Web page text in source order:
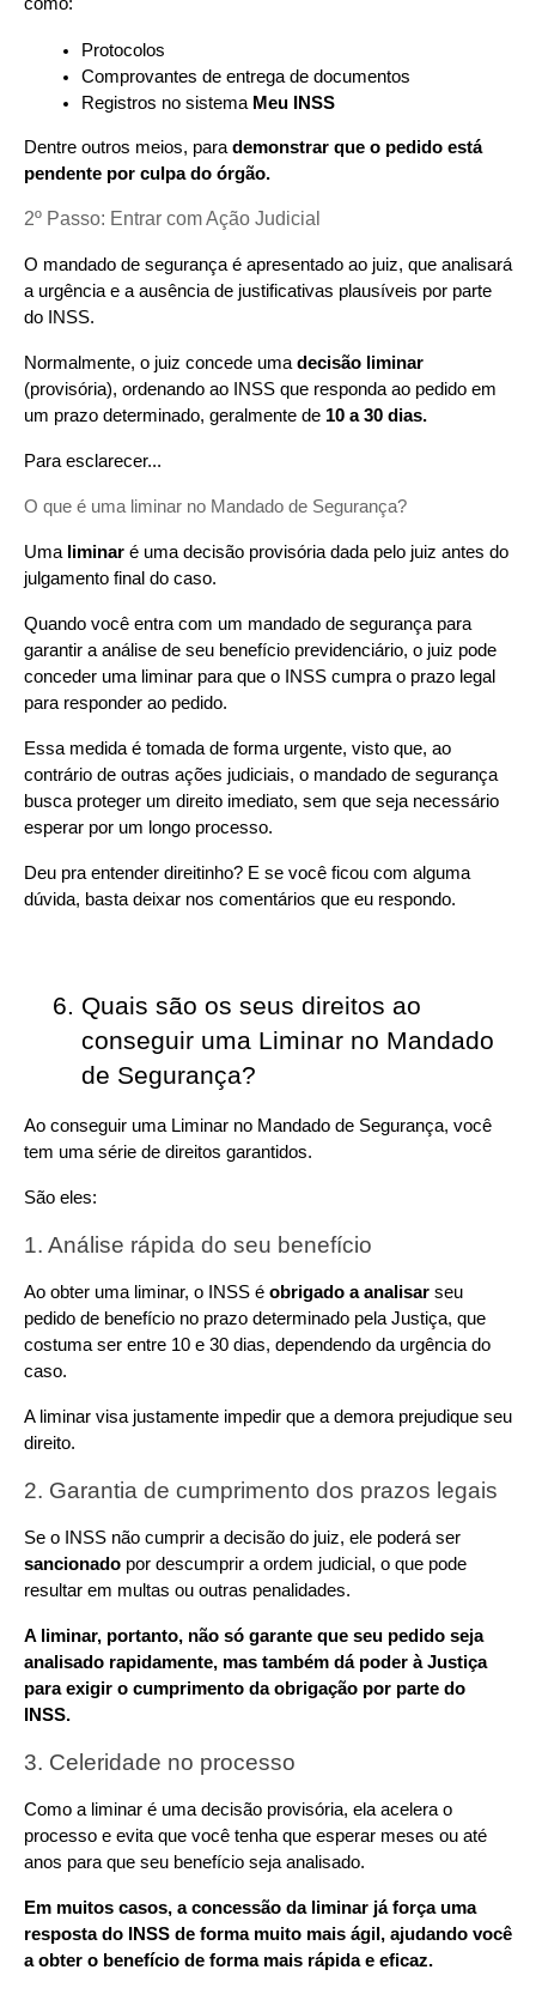
Protocolos
Comprovantes de entrega de documentos
Registros no sistema Meu INSS
Dentre outros meios, para demonstrar que o pedido está
pendente por culpa do órgão.
2º Passo: Entrar com Ação Judicial
O mandado de segurança é apresentado ao juiz, que analisará
a urgência e a ausência de justificativas plausíveis por parte
do INSS.
Normalmente, o juiz concede uma decisão liminar
(provisória), ordenando ao INSS que responda ao pedido em
um prazo determinado, geralmente de 10 a 30 dias.
Para esclarecer...
O que é uma liminar no Mandado de Segurança?
Uma liminar é uma decisão provisória dada pelo juiz antes do
julgamento final do caso.
Quando você entra com um mandado de segurança para
garantir a análise de seu benefício previdenciário, o juiz pode
conceder uma liminar para que o INSS cumpra o prazo legal
para responder ao pedido.
Essa medida é tomada de forma urgente, visto que, ao
contrário de outras ações judiciais, o mandado de segurança
busca proteger um direito imediato, sem que seja necessário
esperar por um longo processo.
Deu pra entender direitinho? E se você ficou com alguma
dúvida, basta deixar nos comentários que eu respondo.
Quais são os seus direitos ao
conseguir uma Liminar no Mandado
de Segurança?
Ao conseguir uma Liminar no Mandado de Segurança, você
tem uma série de direitos garantidos.
São eles:
1. Análise rápida do seu benefício
Ao obter uma liminar, o INSS é obrigado a analisar seu
pedido de benefício no prazo determinado pela Justiça, que
costuma ser entre 10 e 30 dias, dependendo da urgência do
caso.
A liminar visa justamente impedir que a demora prejudique seu
direito.
2. Garantia de cumprimento dos prazos legais
sancionado por descumprir a ordem judicial, o que pode
resultar em multas ou outras penalidades.
A liminar, portanto, não só garante que seu pedido seja
analisado rapidamente, mas também dá poder à Justiça
para exigir o cumprimento da obrigação por parte do
INSS.
3. Celeridade no processo
Como a liminar é uma decisão provisória, ela acelera o
processo e evita que você tenha que esperar meses ou até
anos para que seu benefício seja analisado.
Em muitos casos, a concessão da liminar já força uma
resposta do INSS de forma muito mais ágil, ajudando você
a obter o benefício de forma mais rápida e eficaz.